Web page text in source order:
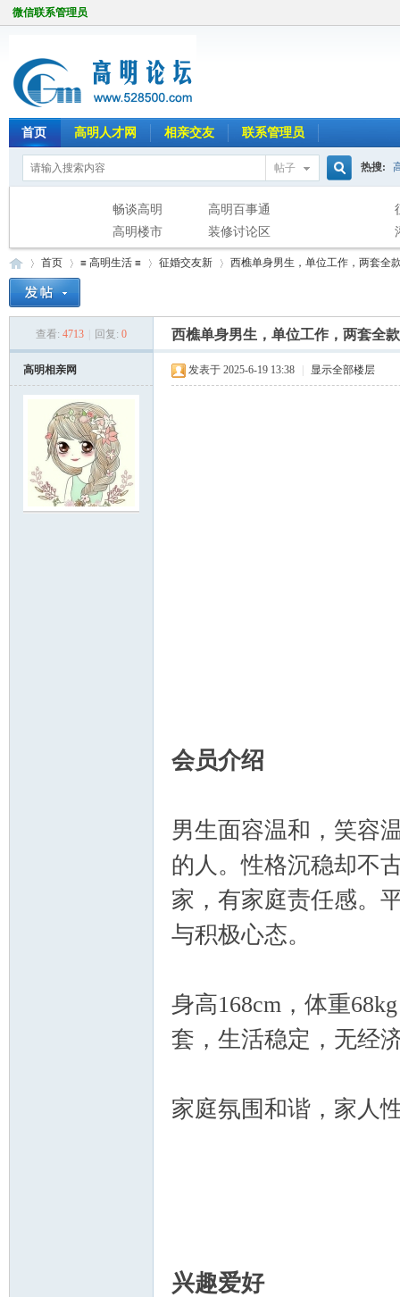
微信联系管理员
首页 高明人才网 相亲交友 联系管理员
帖子
索
热搜:
畅谈高明
高明百事通
高明楼市
装修讨论区
首页
›
≡ 高明生活 ≡ 征婚交友新
›
西樵单身男生，单位工作，两套全
查看: 4713 回复: 0 西樵单身男生，单位工作，两套全
高明相亲网 发表于 2025-6-19 13:38 显示全部楼层
会员介绍
男生面容温和，笑容
的人。性格沉稳却不
家，有家庭责任感。
与积极心态。
身高168cm，体重
套，生活稳定，无经
家庭氛围和谐，家人
兴趣爱好